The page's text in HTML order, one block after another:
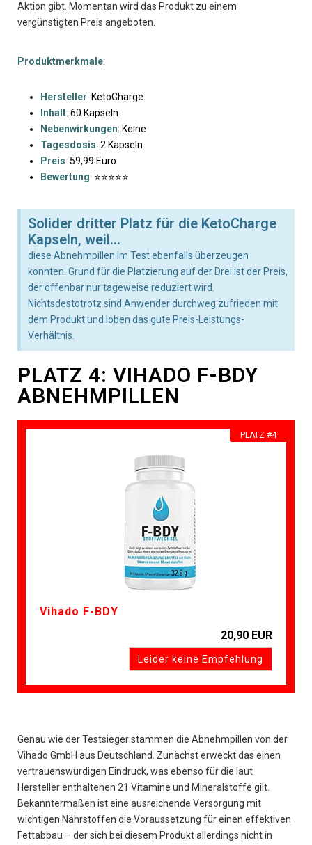
Aktion gibt. Momentan wird das Produkt zu einem
vergünstigten Preis angeboten.
Produktmerkmale:
Hersteller: KetoCharge
Inhalt: 60 Kapseln
Nebenwirkungen: Keine
Tagesdosis: 2 Kapseln
Preis: 59,99 Euro
Bewertung: ⭐⭐⭐⭐⭐
Solider dritter Platz für die KetoCharge
Kapseln, weil...
diese Abnehmpillen im Test ebenfalls überzeugen
konnten. Grund für die Platzierung auf der Drei ist der Preis,
der offenbar nur tageweise reduziert wird.
Nichtsdestotrotz sind Anwender durchweg zufrieden mit
dem Produkt und loben das gute Preis-Leistungs-
Verhältnis.
PLATZ 4: VIHADO F-BDY
ABNEHMPILLEN
PLATZ #4
Vihado F-BDY
20,90 EUR
Leider keine Empfehlung
Genau wie der Testsieger stammen die Abnehmpillen von der
Vihado GmbH aus Deutschland. Zunächst erweckt das einen
vertrauenswürdigen Eindruck, was ebenso für die laut
Hersteller enthaltenen 21 Vitamine und Mineralstoffe gilt.
Bekanntermaßen ist eine ausreichende Versorgung mit
wichtigen Nährstoffen die Voraussetzung für einen effektiven
Fettabbau – der sich bei diesem Produkt allerdings nicht in